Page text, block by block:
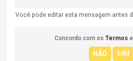
Você pode editar esta mensagem antes
Concordo com os Termos e